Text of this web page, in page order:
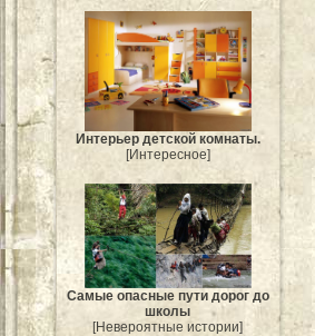
Интерьер детской комнаты.
[Интересное]
Самые опасные пути дорог до
школы
[Невероятные истории]